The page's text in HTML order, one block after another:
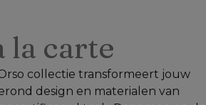
la carte
collectie transformeert jouw
design en materialen van